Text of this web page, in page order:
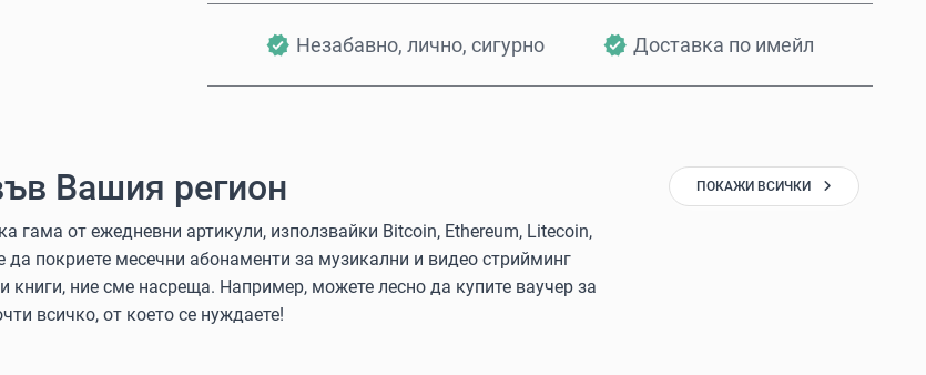
Незабавно, лично, сигурно Доставка по имейл
Вашия регион
гама от ежедневни артикули, използвайки Bitcoin, Ethereum, Litecoin,
покриете месечни абонаменти за музикални и видео стрийминг
ние сме насреща. Например, можете лесно да купите ваучер за
всичко, от което се нуждаете!
ПОКАЖИ ВСИЧКИ